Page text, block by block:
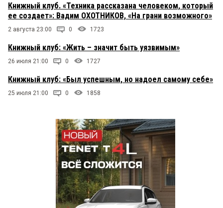
Книжный клуб. «Техника рассказана человеком, который
ее создает»: Вадим ОХОТНИКОВ, «На грани возможного»
2 августа 23:00 0 1723
Книжный клуб: «Жить – значит быть уязвимым»
26 июля 21:00 0 1727
Книжный клуб: «Был успешным, но надоел самому себе»
25 июля 21:00 0 1858